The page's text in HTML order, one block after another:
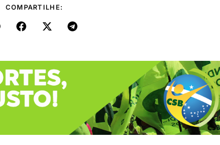
COMPARTILHE: